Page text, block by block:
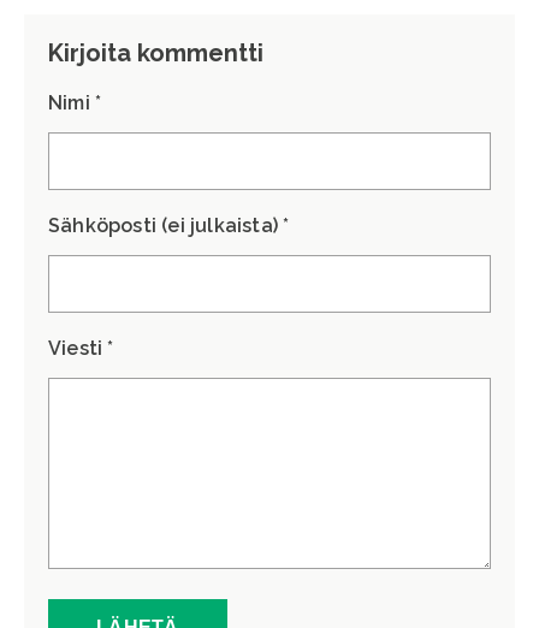
Kirjoita kommentti
Nimi *
Sähköposti (ei julkaista) *
Viesti *